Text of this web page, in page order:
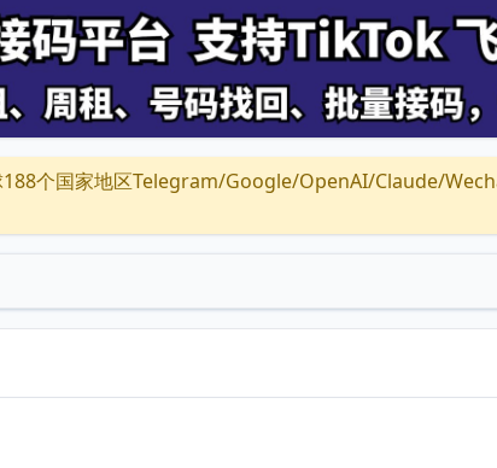
188个国家地区Telegram/Google/OpenAI/Claude/